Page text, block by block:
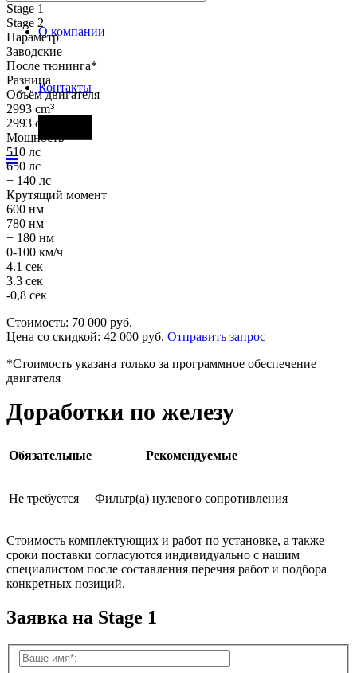
О компании
Контакты
Stage 1
Stage 2
Параметр
Заводские
После тюнинга*
Разница
Объём двигателя
2993 cm³
2993 cm
Мощность
510 лс
650 лс
+ 140 лс
Крутящий момент
600 нм
780 нм
+ 180 нм
0-100 км/ч
4.1 сек
3.3 сек
-0,8 сек
Стоимость: 70 000руб.
Цена со скидкой: 42 000 руб. Отправить запрос
*Стоимость указана только за программное обеспечение
двигателя
Доработки по железу
Обязательные Рекомендуемые
Не требуется Фильтр(а) нулевого сопротивления
Стоимость комплектующих и работ по установке, а также
сроки поставки согласуются индивидуально с нашим
специалистом после составления перечня работ и подбора
конкретных позиций.
Заявка на Stage 1